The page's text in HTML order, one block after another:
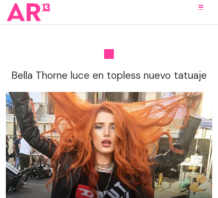
Bella Thorne luce en topless nuevo tatuaje